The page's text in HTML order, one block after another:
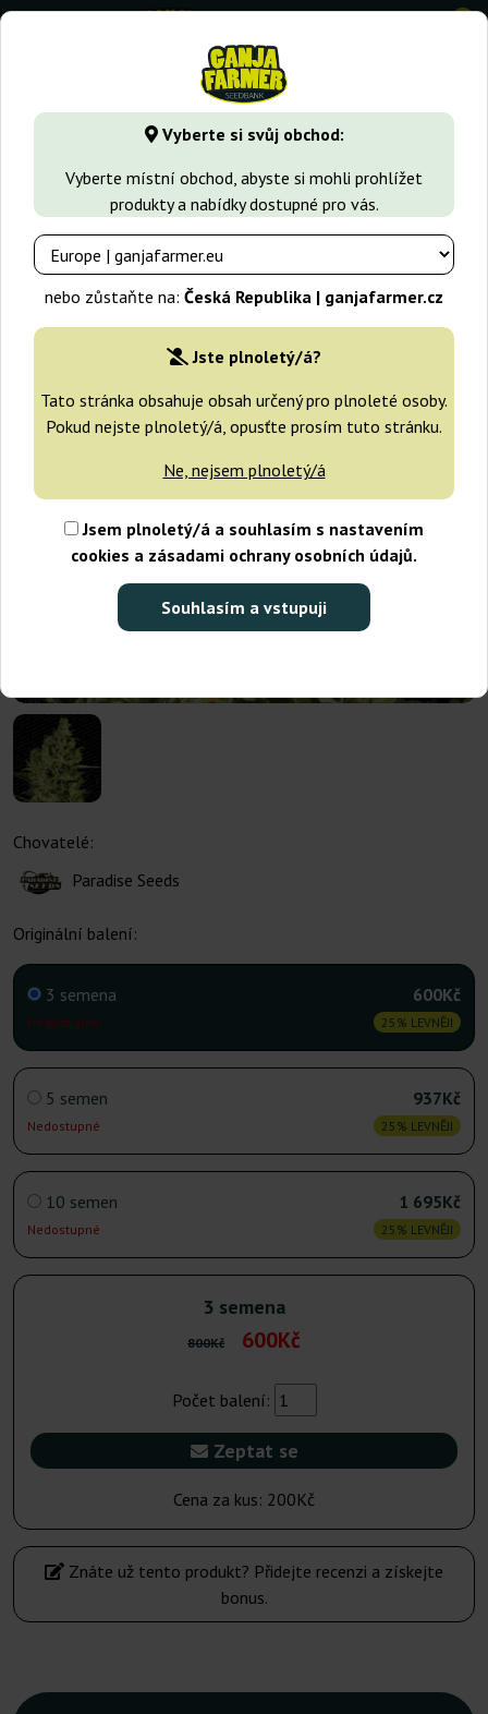
Vyberte si svůj obchod:
Vyberte místní obchod, abyste si mohli prohlížet
produkty a nabídky dostupné pro vás.
nebo zůstaňte na: Česká Republika | ganjafarmer.cz
Jste plnoletý/á?
Tato stránka obsahuje obsah určený pro plnoleté osoby.
Pokud nejste plnoletý/á, opusťte prosím tuto stránku.
Ne, nejsem plnoletý/á
Jsem plnoletý/á a souhlasím s nastavením
cookies a zásadami ochrany osobních údajů.
Souhlasím a vstupuji
0
GanjaFarmer.cz Druhy Marihuany Haze Delahaze
-25%
+dárky
Chovatelé:
Paradise Seeds
Originální balení:
3 semena
Nedostupné
600Kč
25% LEVNĚJI
5 semen
Nedostupné
937Kč
25% LEVNĚJI
10 semen
Nedostupné
1 695Kč
25% LEVNĚJI
3 semena
800Kč 600Kč
Počet balení:
Zeptat se
Cena za kus: 200Kč
Znáte už tento produkt? Přidejte recenzi a získejte
bonus.